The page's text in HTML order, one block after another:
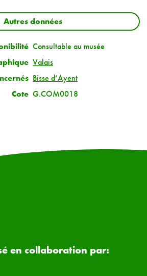
Autres données
Consultable au musée
Valais
Bisse d’Ayent
Cote G.COM0018
en collaboration par: